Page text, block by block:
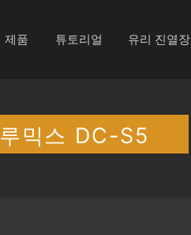
제품 튜토리얼 유리 진열장
루믹스 DC-S5